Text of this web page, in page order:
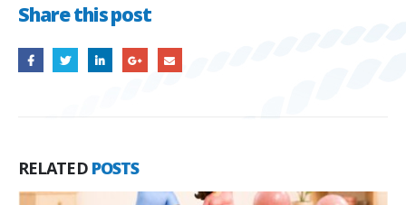
Share this post
RELATED POSTS